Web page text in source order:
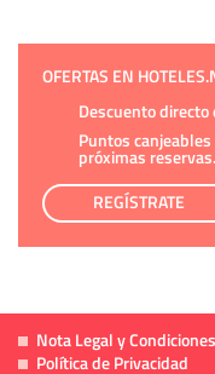
OFERTAS EN
Descuento directo
Puntos
próximas reservas.
REGÍSTRATE
Nota Legal y
Política de Privacidad